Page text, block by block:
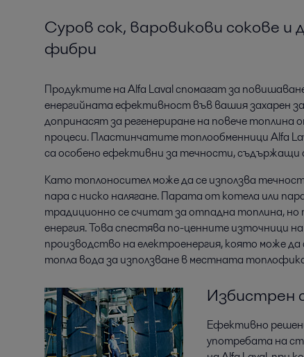
Суров сок, варовикови сокове
фибри
Продуктите на Alfa Laval спомагат за
енергийната ефективност във вашия захарен
допринасят за регенериране на повече
процеси. Пластинчатите топлообменници Alfa
са особено ефективни за течности,
Като топлоносител може да се използва
пара с ниско налягане. Парата от котела или
традиционно се считат за отпадна топлина,
енергия. Това спестява по-ценните източници
производство на електроенергия, която може
топла вода за използване в местната
Избистрен
Ефективно
употребата на